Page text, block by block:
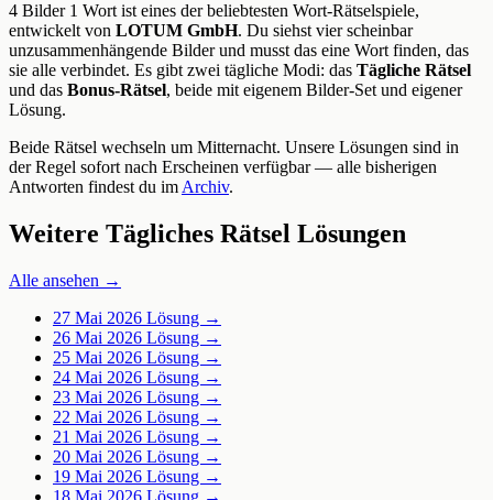
4 Bilder 1 Wort ist eines der beliebtesten Wort-Rätselspiele,
entwickelt von LOTUM GmbH. Du siehst vier scheinbar
unzusammenhängende Bilder und musst das eine Wort finden, das
sie alle verbindet. Es gibt zwei tägliche Modi: das Tägliche Rätsel
und das Bonus-Rätsel, beide mit eigenem Bilder-Set und eigener
Lösung.
Beide Rätsel wechseln um Mitternacht. Unsere Lösungen sind in
der Regel sofort nach Erscheinen verfügbar — alle bisherigen
Antworten findest du im Archiv.
Weitere Tägliches Rätsel Lösungen
Alle ansehen →
27 Mai 2026 Lösung →
26 Mai 2026 Lösung →
25 Mai 2026 Lösung →
24 Mai 2026 Lösung →
23 Mai 2026 Lösung →
22 Mai 2026 Lösung →
21 Mai 2026 Lösung →
20 Mai 2026 Lösung →
19 Mai 2026 Lösung →
18 Mai 2026 Lösung →